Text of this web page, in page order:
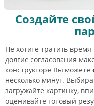
Создайте
Не хотите тратить
долгие согласования
конструкторе Вы можете
несколько минут.
загружайте картинку,
оценивайте готовый